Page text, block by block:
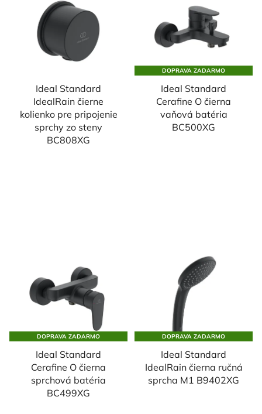
Ideal Standard
IdealRain čierne
kolienko pre pripojenie
sprchy zo steny
BC808XG
DOPRAVA ZADARMO
Ideal Standard
Cerafine O čierna
vaňová batéria
BC500XG
DOPRAVA ZADARMO
Ideal Standard
Cerafine O čierna
sprchová batéria
BC499XG
DOPRAVA ZADARMO
Ideal Standard
IdealRain čierna ručná
sprcha M1 B9402XG